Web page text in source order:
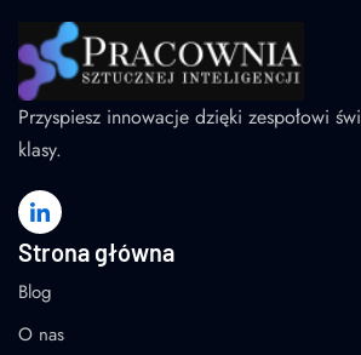
Przyspiesz innowacje dzięki zespołowi
klasy.
Strona główna
Blog
O nas